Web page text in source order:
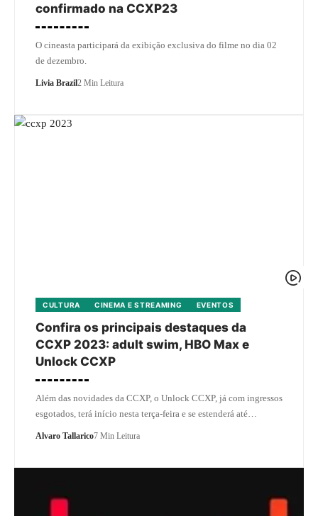
confirmado na CCXP23
O cineasta participará da exibição exclusiva do filme no dia 02
de dezembro.
Livia Brazil2 Min Leitura
CULTURA CINEMA E STREAMING EVENTOS
Confira os principais destaques da
CCXP 2023: adult swim, HBO Max e
Unlock CCXP
Além das novidades da CCXP, o Unlock CCXP, já com ingressos
esgotados, terá início nesta terça-feira e se estenderá até…
Alvaro Tallarico7 Min Leitura